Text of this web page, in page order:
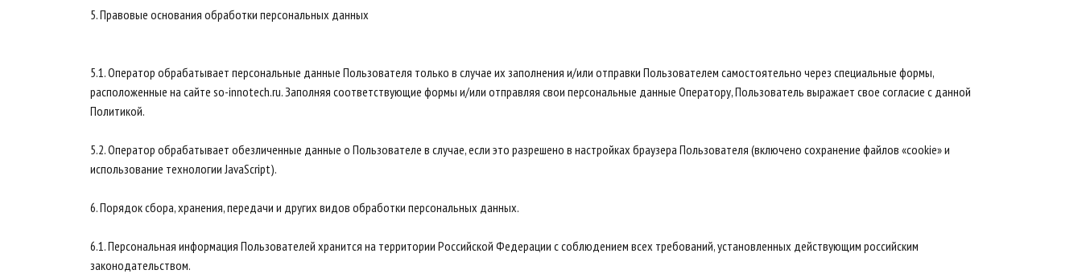
5. Правовые основания обработки персональных данных
5.1. Оператор обрабатывает персональные данные Пользователя только в случае их заполнения и/или отправки Пользователем самостоятельно через специальные формы,
расположенные на сайте so-innotech.ru. Заполняя соответствующие формы и/или отправляя свои персональные данные Оператору, Пользователь выражает свое согласие с данной
Политикой.
5.2. Оператор обрабатывает обезличенные данные о Пользователе в случае, если это разрешено в настройках браузера Пользователя (включено сохранение файлов «cookie» и
использование технологии JavaScript).
6. Порядок сбора, хранения, передачи и других видов обработки персональных данных.
6.1. Персональная информация Пользователей хранится на территории Российской Федерации с соблюдением всех требований, установленных действующим российским
законодательством.